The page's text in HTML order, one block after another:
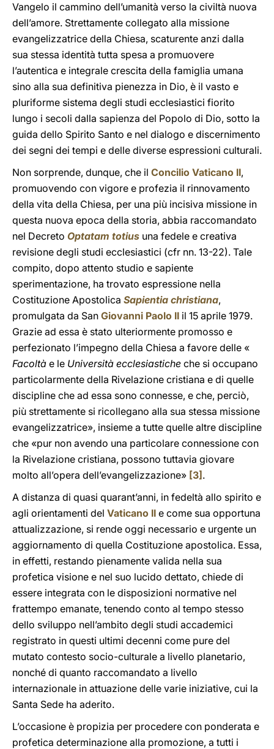
Vangelo il cammino dell’umanità verso la civiltà nuova
dell’amore. Strettamente collegato alla missione
evangelizzatrice della Chiesa, scaturente anzi dalla
sua stessa identità tutta spesa a promuovere
l’autentica e integrale crescita della famiglia umana
sino alla sua definitiva pienezza in Dio, è il vasto e
pluriforme sistema degli studi ecclesiastici fiorito
lungo i secoli dalla sapienza del Popolo di Dio, sotto la
guida dello Spirito Santo e nel dialogo e discernimento
dei segni dei tempi e delle diverse espressioni culturali.
Non sorprende, dunque, che il Concilio Vaticano II,
promuovendo con vigore e profezia il rinnovamento
della vita della Chiesa, per una più incisiva missione in
questa nuova epoca della storia, abbia raccomandato
nel Decreto Optatam totius una fedele e creativa
revisione degli studi ecclesiastici (cfr nn. 13-22). Tale
compito, dopo attento studio e sapiente
sperimentazione, ha trovato espressione nella
Costituzione Apostolica Sapientia christiana,
promulgata da San Giovanni Paolo II il 15 aprile 1979.
Grazie ad essa è stato ulteriormente promosso e
perfezionato l’impegno della Chiesa a favore delle «
Facoltà e le Università ecclesiastiche che si occupano
particolarmente della Rivelazione cristiana e di quelle
discipline che ad essa sono connesse, e che, perciò,
più strettamente si ricollegano alla sua stessa missione
evangelizzatrice», insieme a tutte quelle altre discipline
che «pur non avendo una particolare connessione con
la Rivelazione cristiana, possono tuttavia giovare
molto all’opera dell’evangelizzazione» [3] .
A distanza di quasi quarant’anni, in fedeltà allo spirito e
agli orientamenti del Vaticano II e come sua opportuna
attualizzazione, si rende oggi necessario e urgente un
aggiornamento di quella Costituzione apostolica. Essa,
in effetti, restando pienamente valida nella sua
profetica visione e nel suo lucido dettato, chiede di
essere integrata con le disposizioni normative nel
frattempo emanate, tenendo conto al tempo stesso
dello sviluppo nell’ambito degli studi accademici
registrato in questi ultimi decenni come pure del
mutato contesto socio-culturale a livello planetario,
nonché di quanto raccomandato a livello
internazionale in attuazione delle varie iniziative, cui la
Santa Sede ha aderito.
L’occasione è propizia per procedere con ponderata e
profetica determinazione alla promozione, a tutti i